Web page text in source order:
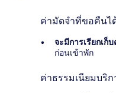
ค่ามัดจำที่ขอคืนไ
จะมีการเรียกเก็
ก่อนเข้าพัก
ค่าธรรมเนียมบริก